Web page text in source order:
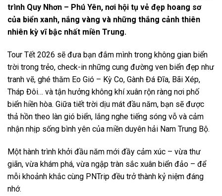
trình Quy Nhơn – Phú Yên, nơi hội tụ vẻ đẹp hoang sơ
của biển xanh, nắng vàng và những thắng cảnh thiên
nhiên kỳ vĩ bậc nhất miền Trung.
Tour Tết 2026 sẽ đưa bạn đắm mình trong không gian biển
trời trong trẻo, check-in những cung đường ven biển đẹp như
tranh vẽ, ghé thăm Eo Gió – Kỳ Co, Gành Đá Đĩa, Bãi Xép,
Tháp Đôi… và tận hưởng không khí xuân rộn ràng nơi phố
biển hiền hòa. Giữa tiết trời dịu mát đầu năm, bạn sẽ được
thả hồn theo làn gió biển, lắng nghe tiếng sóng vỗ và cảm
nhận nhịp sống bình yên của miền duyên hải Nam Trung Bộ.
Một hành trình khởi đầu năm mới đầy cảm xúc – vừa thư
giãn, vừa khám phá, vừa ngập tràn sắc xuân biển đảo – để
mỗi khoảnh khắc cùng PNTrip đều trở thành kỷ niệm đáng
nhớ.